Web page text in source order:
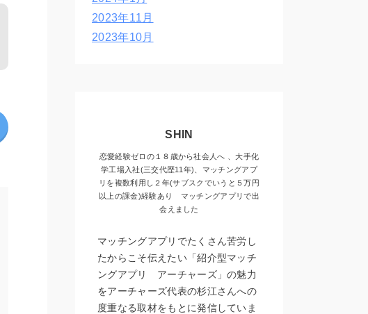
2023年11月
2023年10月
SHIN
恋愛経験ゼロの１８歳から社会人へ 、大手化
学工場入社(三交代歴11年)、マッチングアプ
リを複数利用し２年(サブスクでいうと５万円
以上の課金)経験あり マッチングアプリで出
会えました
マッチングアプリでたくさん苦労し
たからこそ伝えたい「紹介型マッチ
ングアプリ アーチャーズ」の魅力
をアーチャーズ代表の杉江さんへの
度重なる取材をもとに発信していま